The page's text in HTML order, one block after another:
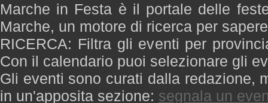
Marche in Festa è il portale delle
Marche, un motore di ricerca per
RICERCA: Filtra gli eventi per
Con il calendario puoi selezionare gli
Gli eventi sono curati dalla redazione,
in un'apposita sezione: segnala un